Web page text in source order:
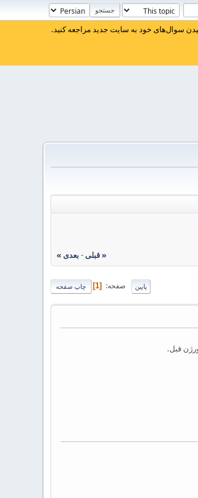
سوال‌های خود به سایت جدید مراجعه کنید.
« قبلی- بعدی »
چاپ صفحه پایین صفحه 1